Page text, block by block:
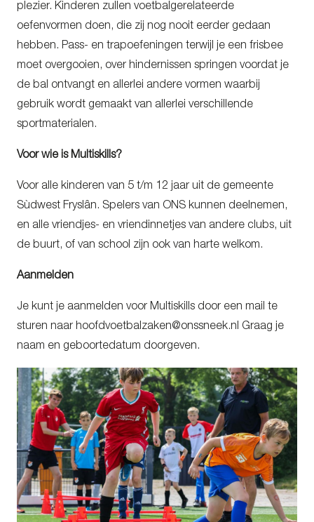
plezier. Kinderen zullen voetbalgerelateerde
oefenvormen doen, die zij nog nooit eerder gedaan
hebben. Pass- en trapoefeningen terwijl je een frisbee
moet overgooien, over hindernissen springen voordat je
de bal ontvangt en allerlei andere vormen waarbij
gebruik wordt gemaakt van allerlei verschillende
sportmaterialen.
Voor wie is Multiskills?
Voor alle kinderen van 5 t/m 12 jaar uit de gemeente
Sùdwest Fryslân. Spelers van ONS kunnen deelnemen,
en alle vriendjes- en vriendinnetjes van andere clubs, uit
de buurt, of van school zijn ook van harte welkom.
Aanmelden
Je kunt je aanmelden voor Multiskills door een mail te
sturen naar hoofdvoetbalzaken@onssneek.nl Graag je
naam en geboortedatum doorgeven.